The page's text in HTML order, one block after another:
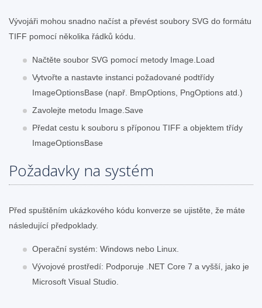
Vývojáři mohou snadno načíst a převést soubory SVG do formátu
TIFF pomocí několika řádků kódu.
Načtěte soubor SVG pomocí metody Image.Load
Vytvořte a nastavte instanci požadované podtřídy
ImageOptionsBase (např. BmpOptions, PngOptions atd.)
Zavolejte metodu Image.Save
Předat cestu k souboru s příponou TIFF a objektem třídy
ImageOptionsBase
Požadavky na systém
Před spuštěním ukázkového kódu konverze se ujistěte, že máte
následující předpoklady.
Operační systém: Windows nebo Linux.
Vývojové prostředí: Podporuje .NET Core 7 a vyšší, jako je
Microsoft Visual Studio.